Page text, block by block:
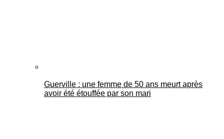
Guerville : une femme de 50 ans meurt après
avoir été étouffée par son mari